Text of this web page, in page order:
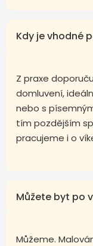
Kdy je vhodné
Z praxe
domluvení,
nebo s
tím pozdějším
pracujeme i o
Můžete byt po
Můžeme.